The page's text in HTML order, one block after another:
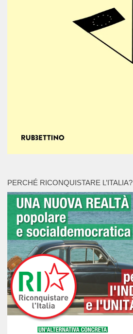
PERCHÉ RICONQUISTARE L’ITALIA?